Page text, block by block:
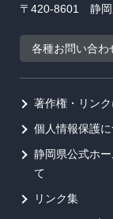
〒420-8601 静岡
各種お問い合わ
著作権・リン
個人情報保護
静岡県公式ホ
て
リンク集